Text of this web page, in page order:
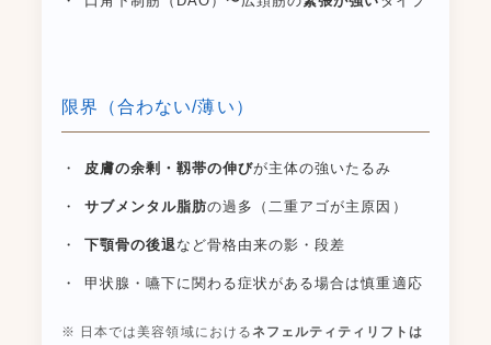
限界（合わない/薄い）
皮膚の余剰・靱帯の伸びが主体の強いたるみ
サブメンタル脂肪の過多（二重アゴが主原因）
下顎骨の後退 など骨格由来の影・段差
甲状腺・嚥下に関わる症状がある場合は慎重適応
※ 日本では美容領域におけるネフェルティティリフトは